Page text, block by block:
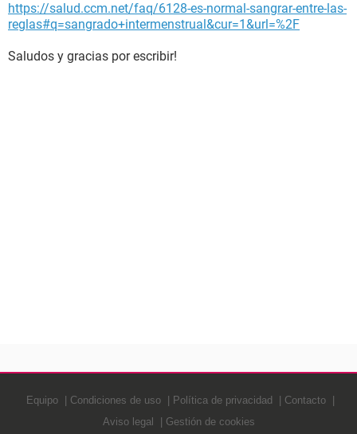
https://salud.ccm.net/faq/6128-es-normal-sangrar-entre-las-
reglas#q=sangrado+intermenstrual&cur=1&url=%2F
Saludos y gracias por escribir!
Equipo Condiciones de uso Política de privacidad
Contacto
Aviso legal
Gestión de cookies